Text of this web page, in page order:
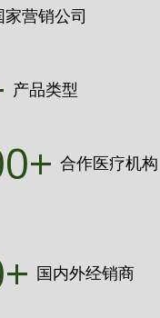
家营销公司
产品类型
合作医疗机构
国内外经销商